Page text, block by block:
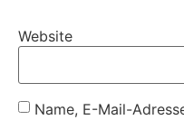
Website
Name, E-Mail-